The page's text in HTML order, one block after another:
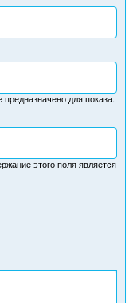
для показа.
этого поля является